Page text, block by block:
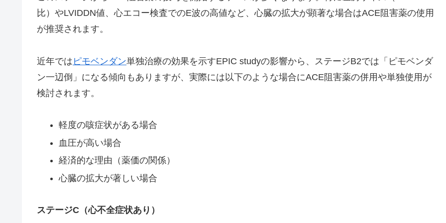
比）やLVIDDN値、心エコー検査でのE波の高値など、心臓の拡大が顕著な場合はACE阻害薬の使用
が推奨されます。
近年では ピモベンダン単独治療の効果を示すEPIC studyの影響から、ステージB2では「ピモベンダ
ン一辺倒」になる傾向もありますが、実際には以下のような場合にACE阻害薬の併用や単独使用が
検討されます。
軽度の咳症状がある場合
血圧が高い場合
経済的な理由（薬価の関係）
心臓の拡大が著しい場合
ステージC（心不全症状あり）